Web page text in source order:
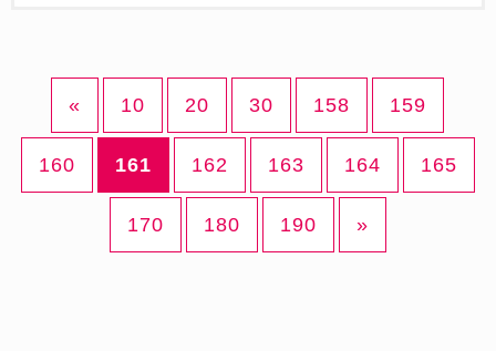
« 10 20 30 158 159
160 161 162 163 164 165
170 180 190 »